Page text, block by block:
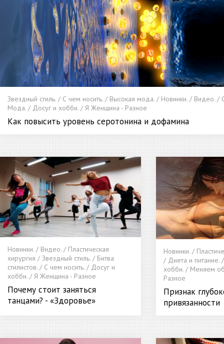
Звездный стиль. / С чем носить. / Высокая мода. / Новинки. / Видео.
Мода. / Досуг и хобби. / Я Женщина - Разное
Как повысить уровень серотонина и дофамина
Новинки. / Видео. / Пластическая
хирургия / Звездный стиль. / Битва
стилистов. / С чем носить. / Досуг и
хобби. / Я Женщина - Разное
Почему стоит заняться
танцами? - «Здоровье»
Новинки. /
/ Диета и
хобби. / Меняем
Разное
Признак
привязанности